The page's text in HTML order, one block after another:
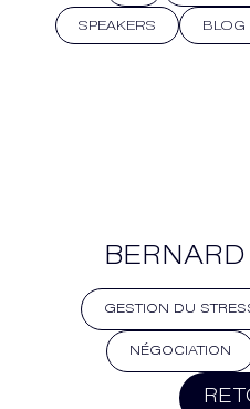
SPEAKERS BLOG
GESTION DU
NÉGOCIATION